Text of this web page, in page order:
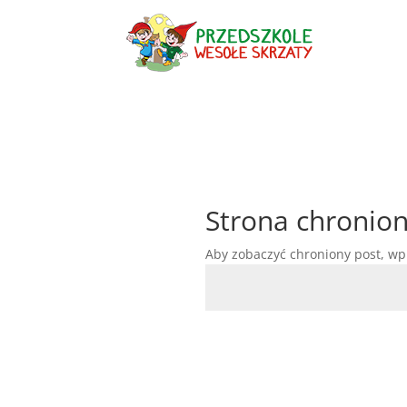
Strona
Aby zobaczyć chroniony post,